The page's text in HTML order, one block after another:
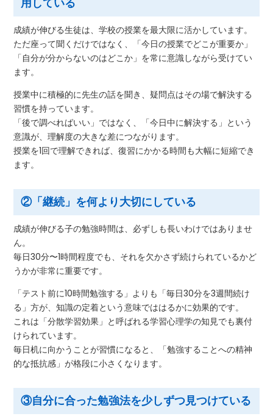
用している
成績が伸びる生徒は、学校の授業を最大限に活かしています。
ただ座って聞くだけではなく、「今日の授業でどこが重要か」
「自分が分からないのはどこか」を常に意識しながら受けてい
ます。
授業中に積極的に先生の話を聞き、疑問点はその場で解決する
習慣を持っています。
「後で調べればいい」ではなく、「今日中に解決する」という
意識が、理解度の大きな差につながります。
授業を1回で理解できれば、復習にかかる時間も大幅に短縮でき
ます。
②「継続」を何より大切にしている
成績が伸びる子の勉強時間は、必ずしも長いわけではありませ
ん。
毎日30分〜1時間程度でも、それを欠かさず続けられているかど
うかが非常に重要です。
「テスト前に10時間勉強する」よりも「毎日30分を3週間続け
る」方が、知識の定着という意味でははるかに効果的です。
これは「分散学習効果」と呼ばれる学習心理学の知見でも裏付
けられています。
毎日机に向かうことが習慣になると、「勉強することへの精神
的な抵抗感」が格段に小さくなります。
③自分に合った勉強法を少しずつ見つけている